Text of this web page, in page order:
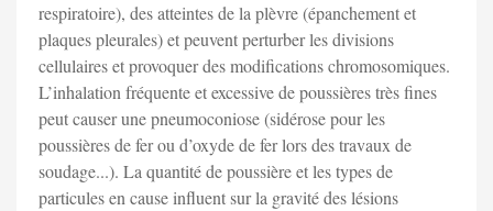
respiratoire), des atteintes de la plèvre (épanchement et
plaques pleurales) et peuvent perturber les divisions
cellulaires et provoquer des modifications chromosomiques.
L’inhalation fréquente et excessive de poussières très fines
peut causer une pneumoconiose (sidérose pour les
poussières de fer ou d’oxyde de fer lors des travaux de
soudage...). La quantité de poussière et les types de
particules en cause influent sur la gravité des lésions